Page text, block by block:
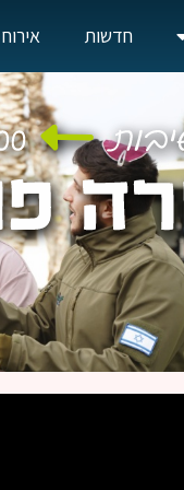
חדשות